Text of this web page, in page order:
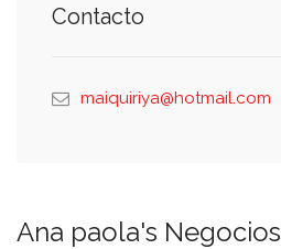
Contacto
maiquiriya@hotmail.com
Ana paola's Negocios